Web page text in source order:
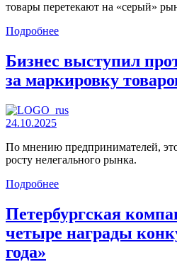
товары перетекают на «серый»
Подробнее
Бизнес выступил
за маркировку
24.10.2025
По мнению предпринимателей,
росту нелегального рынка.
Подробнее
Петербургская
четыре награды
года»